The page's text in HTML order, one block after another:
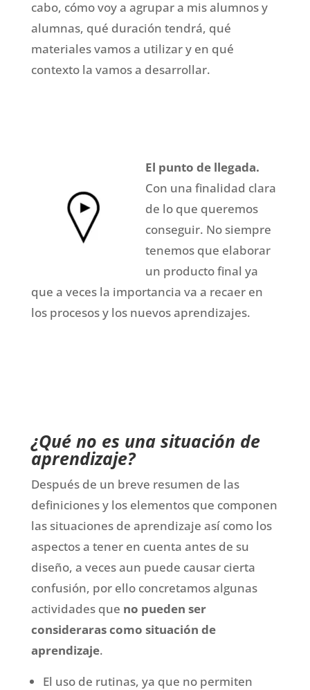
cabo, cómo voy a agrupar a mis alumnos y
alumnas, qué duración tendrá, qué
materiales vamos a utilizar y en qué
contexto la vamos a desarrollar.
El punto de llegada.
Con una finalidad clara
de lo que queremos
conseguir. No siempre
tenemos que elaborar
un producto final ya
que a veces la importancia va a recaer en
los procesos y los nuevos aprendizajes.
¿Qué no es una situación de
aprendizaje?
Después de un breve resumen de las
definiciones y los elementos que componen
las situaciones de aprendizaje así como los
aspectos a tener en cuenta antes de su
diseño, a veces aun puede causar cierta
confusión, por ello concretamos algunas
actividades que no pueden ser
consideraras como situación de
aprendizaje.
El uso de rutinas, ya que no permiten